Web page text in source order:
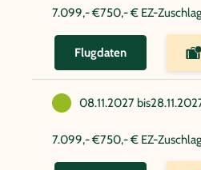
7.099,- €750,- € EZ-Zuschlag
Flugdaten
08.11.2027 bis
7.099,- €750,- € EZ-Zuschlag